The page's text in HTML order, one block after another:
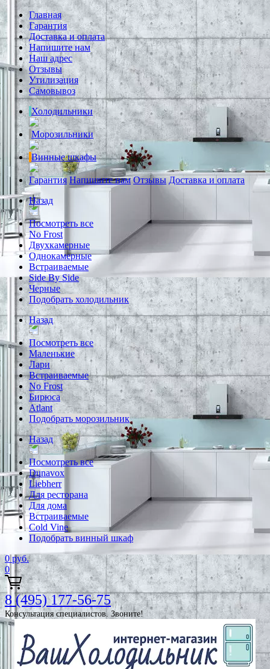
Главная
Гарантия
Доставка и оплата
Напишите нам
Наш адрес
Отзывы
Утилизация
Самовывоз
Холодильники
Морозильники
Винные шкафы
Гарантия Напишите нам Отзывы Доставка и оплата
Назад
Посмотреть все
No Frost
Двухкамерные
Однокамерные
Встраиваемые
Side By Side
Черные
Подобрать холодильник
Назад
Посмотреть все
Маленькие
Лари
Встраиваемые
No Frost
Бирюса
Atlant
Подобрать морозильник
Назад
Посмотреть все
Dunavox
Liebherr
Для ресторана
Для дома
Встраиваемые
Cold Vine
Подобрать винный шкаф
0 руб.
0
8 (495) 177-56-75
Консультация специалистов. Звоните!